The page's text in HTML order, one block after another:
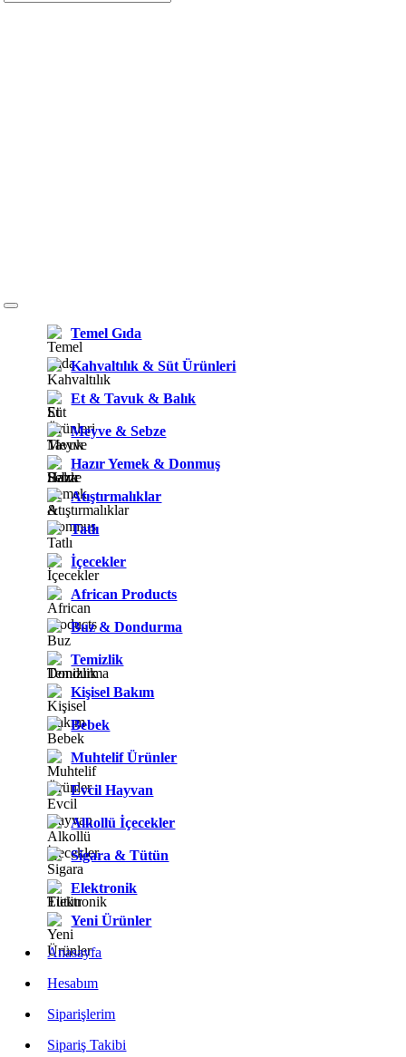
Temel Gıda
Kahvaltılık & Süt Ürünleri
Et & Tavuk & Balık
Meyve & Sebze
Hazır Yemek & Donmuş
Atıştırmalıklar
Tatlı
İçecekler
African Products
Buz & Dondurma
Temizlik
Kişisel Bakım
Bebek
Muhtelif Ürünler
Evcil Hayvan
Alkollü İçecekler
Sigara & Tütün
Elektronik
Yeni Ürünler
Anasayfa
Hesabım
Siparişlerim
Sipariş Takibi